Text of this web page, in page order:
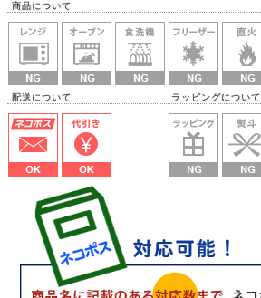
商品について
配送について ラッピングについて